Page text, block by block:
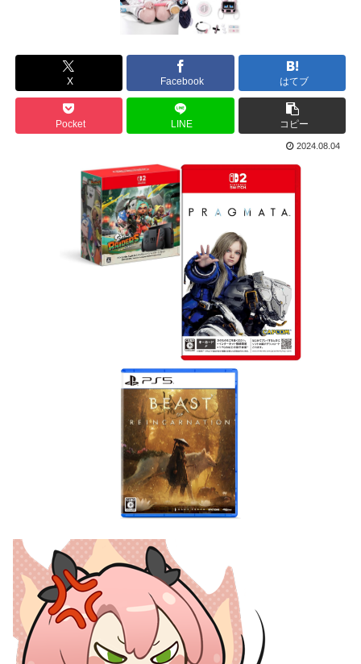
X Facebook はてブ
Pocket LINE コピー
2024.08.04